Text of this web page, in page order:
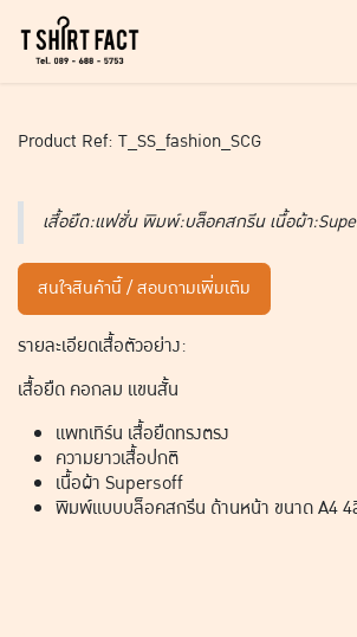
Skip to Content
Product Ref: T_SS_fashion_SCG
เสื้อยืด:แฟชั่น พิมพ์:บล็อคสกรีน เนื้อผ้า
สนใจสินค้านี้ / สอบถามเพิ่มเติม
รายละเอียดเสื้อตัวอย่าง:
เสื้อยืด คอกลม แขนสั้น
แพทเทิร์น เสื้อยืดทรงตรง
ความยาวเสื้อปกติ
เนื้อผ้า Supersoff
พิมพ์แบบบล็อคสกรีน ด้านหน้า ขนาด A4